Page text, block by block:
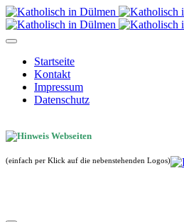
Startseite
Kontakt
Impressum
Datenschutz
(einfach per Klick auf die nebenstehenden Logos)